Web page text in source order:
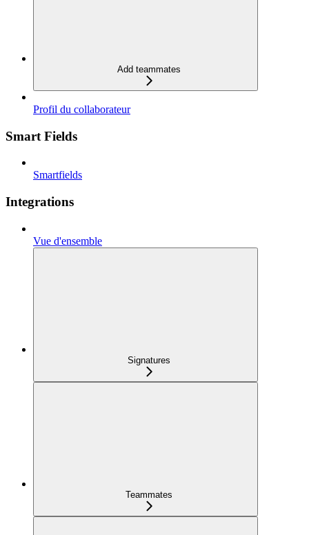
Add teammates
Profil du collaborateur
Smart Fields
Smartfields
Integrations
Vue d'ensemble
Signatures
Teammates